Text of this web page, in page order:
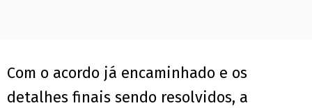
Com o acordo já encaminhado e os
detalhes finais sendo resolvidos, a